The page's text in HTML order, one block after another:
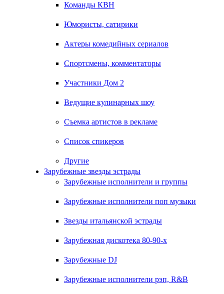
Команды КВН
Юмористы, сатирики
Актеры комедийных сериалов
Спортсмены, комментаторы
Участники Дом 2
Ведущие кулинарных шоу
Съемка артистов в рекламе
Список спикеров
Другие
Зарубежные звезды эстрады
Зарубежные исполнители и группы
Зарубежные исполнители поп музыки
Звезды итальянской эстрады
Зарубежная дискотека 80-90-х
Зарубежные DJ
Зарубежные исполнители рэп, R&B